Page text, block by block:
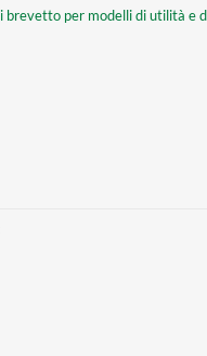
brevetto per modelli di utilità e